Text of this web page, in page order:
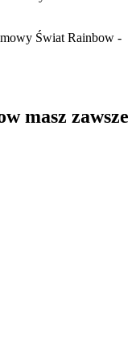
Świat Rainbow -
masz zawsze